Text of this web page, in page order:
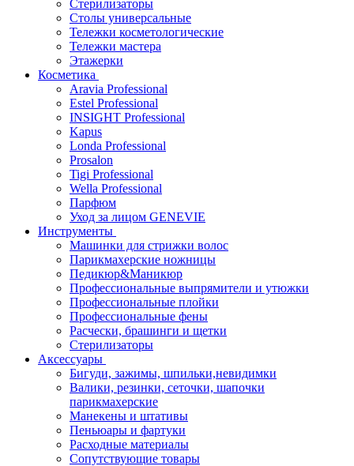
Стерилизаторы
Столы универсальные
Тележки косметологические
Тележки мастера
Этажерки
Косметика
Aravia Professional
Estel Professional
INSIGHT Professional
Kapus
Londa Professional
Prosalon
Tigi Professional
Wella Professional
Парфюм
Уход за лицом GENEVIE
Инструменты
Машинки для стрижки волос
Парикмахерские ножницы
Педикюр&Маникюр
Профессиональные выпрямители и утюжки
Профессиональные плойки
Профессиональные фены
Расчески, брашинги и щетки
Стерилизаторы
Аксессуары
Бигуди, зажимы, шпильки,невидимки
Валики, резинки, сеточки, шапочки
парикмахерские
Манекены и штативы
Пеньюары и фартуки
Расходные материалы
Сопутствующие товары